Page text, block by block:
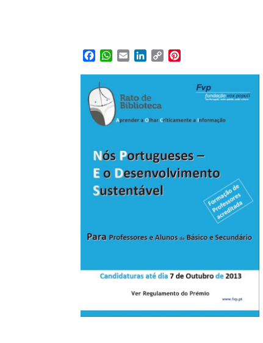
Facebook
WhatsApp
EmailLinkedIn
Copy